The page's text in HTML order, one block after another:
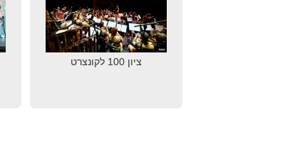
ציון 100 לקונצרט